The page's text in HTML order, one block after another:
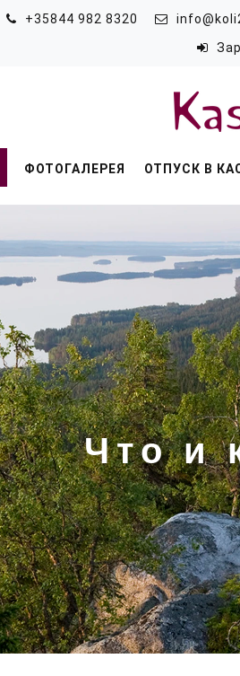
+35844 982 8320
ФОТОГАЛЕРЕЯ ОТПУСК В
Что и